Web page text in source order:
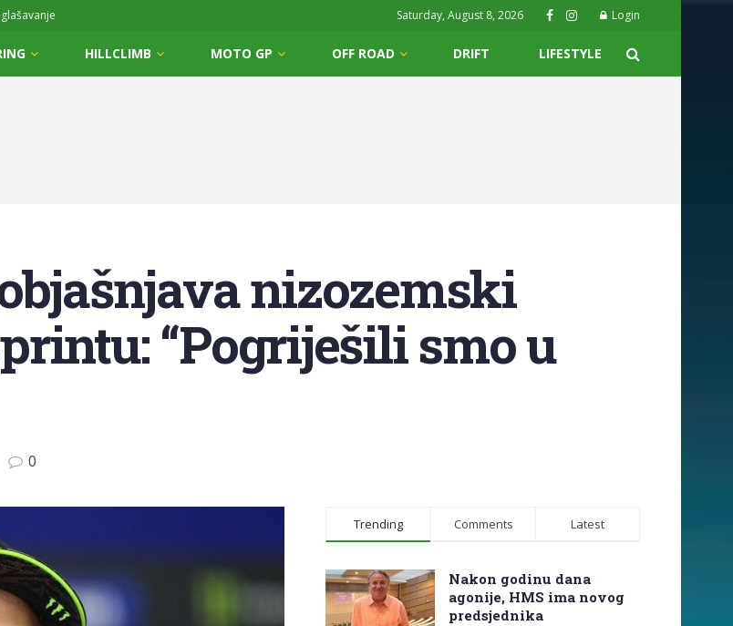
Saturday, August 8, 2026 Login
HILLCLIMB MOTO GP OFF ROAD DRIFT LIFESTYLE
nizozemski
“Pogriješili smo u
0
Trending Comments Latest
Nakon godinu dana
agonije, HMS ima novog
predsjednika